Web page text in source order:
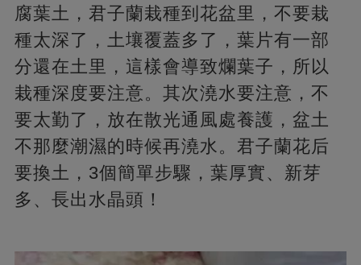
腐葉土，君子蘭栽種到花盆里，不要栽
種太深了，土壤覆蓋多了，葉片有一部
分還在土里，這樣會導致爛葉子，所以
栽種深度要注意。其次澆水要注意，不
要太勤了，放在散光通風處養護，盆土
不那麼潮濕的時候再澆水。君子蘭花后
要換土，3個簡單步驟，葉厚實、新芽
多、長出水晶頭！